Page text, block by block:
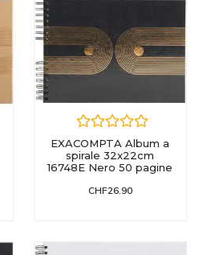
EXACOMPTA Album a
spirale 32x22cm
16748E Nero 50 pagine
CHF26.90